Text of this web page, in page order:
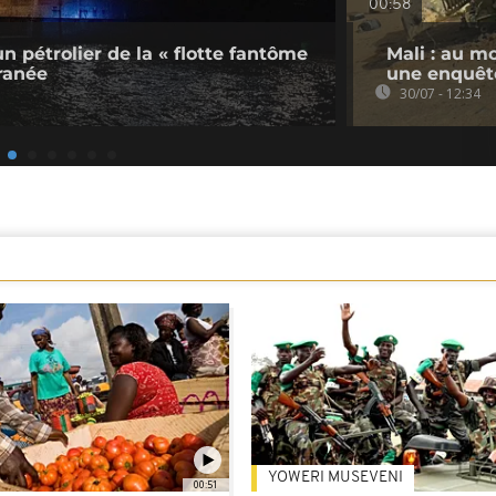
pétrolier de la « flotte fantôme
00:58
Mali : au
une
30/07 - 12:34
00:51 YOWERI MUSEVENI